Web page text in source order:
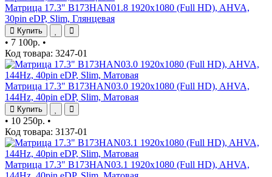
Матрица 17.3" B173HAN01.8 1920x1080 (Full HD), AHVA,
30pin eDP, Slim, Глянцевая
Купить
• 7 100р. •
Код товара: 3247-01
Матрица 17.3" B173HAN03.0 1920x1080 (Full HD), AHVA,
144Hz, 40pin eDP, Slim, Матовая
Купить
• 10 250р. •
Код товара: 3137-01
Матрица 17.3" B173HAN03.1 1920x1080 (Full HD), AHVA,